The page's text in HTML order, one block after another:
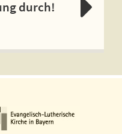
durch!